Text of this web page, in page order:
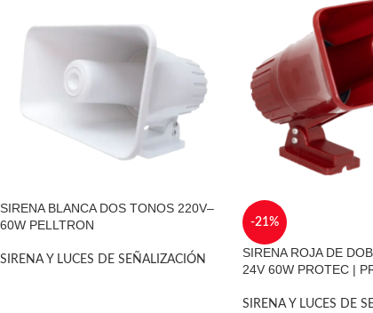
SIRENA BLANCA DOS TONOS 220V–
60W PELLTRON
SIRENA Y LUCES DE SEÑALIZACIÓN
-21%
SIRENA ROJA DE
24V 60W PROTEC |
SIRENA Y LUCES DE